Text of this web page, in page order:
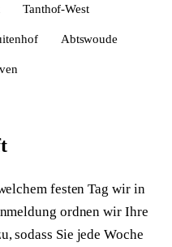
Tanthof-West
Abtswoude
festen Tag wir in
ordnen wir Ihre
sodass Sie jede Woche